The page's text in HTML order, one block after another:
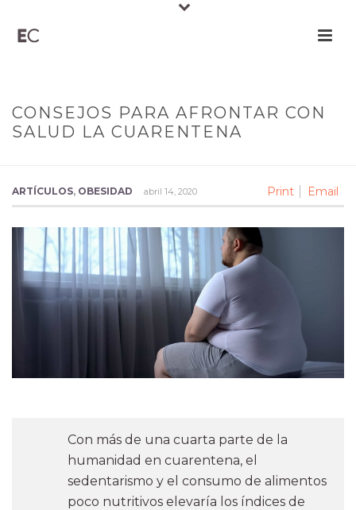
CONSEJOS PARA AFRONTAR CON
SALUD LA CUARENTENA
Print Email
ARTÍCULOS, OBESIDAD abril 14, 2020
Con más de una cuarta parte de la
humanidad en cuarentena, el
sedentarismo y el consumo de alimentos
poco nutritivos elevaría los índices de